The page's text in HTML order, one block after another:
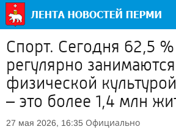
Спорт. Сегодня 62,5
регулярно занимаются
физической
– это более 1,4 млн
27 мая 2026, 16:35 Официально